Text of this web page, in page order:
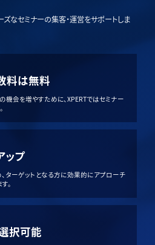
なセミナーの集客・運営をサポートしま
料は無料
機会を増やすために、XPERTではセミナー
ップ
ターゲットとなる方に効果的にアプローチ
。
択可能